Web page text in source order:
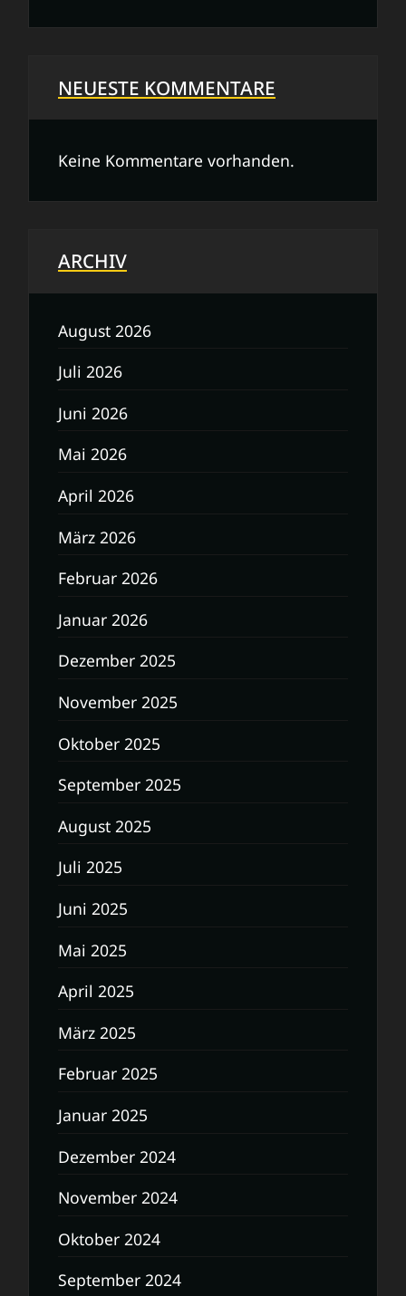
NEUESTE KOMMENTARE
Keine Kommentare vorhanden.
ARCHIV
August 2026
Juli 2026
Juni 2026
Mai 2026
April 2026
März 2026
Februar 2026
Januar 2026
Dezember 2025
November 2025
Oktober 2025
September 2025
August 2025
Juli 2025
Juni 2025
Mai 2025
April 2025
März 2025
Februar 2025
Januar 2025
Dezember 2024
November 2024
Oktober 2024
September 2024